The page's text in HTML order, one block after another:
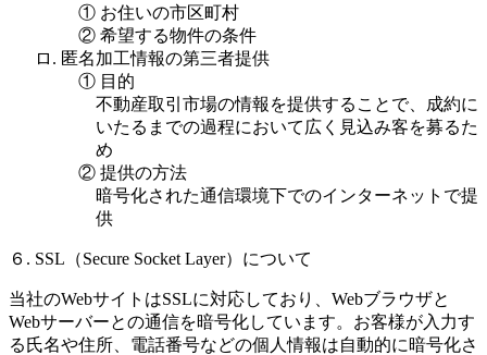
① お住いの市区町村
② 希望する物件の条件
ロ. 匿名加工情報の第三者提供
① 目的
不動産取引市場の情報を提供することで、成約に
いたるまでの過程において広く見込み客を募るた
め
② 提供の方法
暗号化された通信環境下でのインターネットで提
供
６. SSL（Secure Socket Layer）について
当社のWebサイトはSSLに対応しており、Webブラウザと
Webサーバーとの通信を暗号化しています。お客様が入力す
る氏名や住所、電話番号などの個人情報は自動的に暗号化さ